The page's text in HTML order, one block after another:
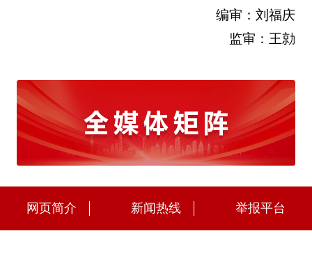
编审：刘福庆
监审：王勍
网页简介 新闻热线 举报平台